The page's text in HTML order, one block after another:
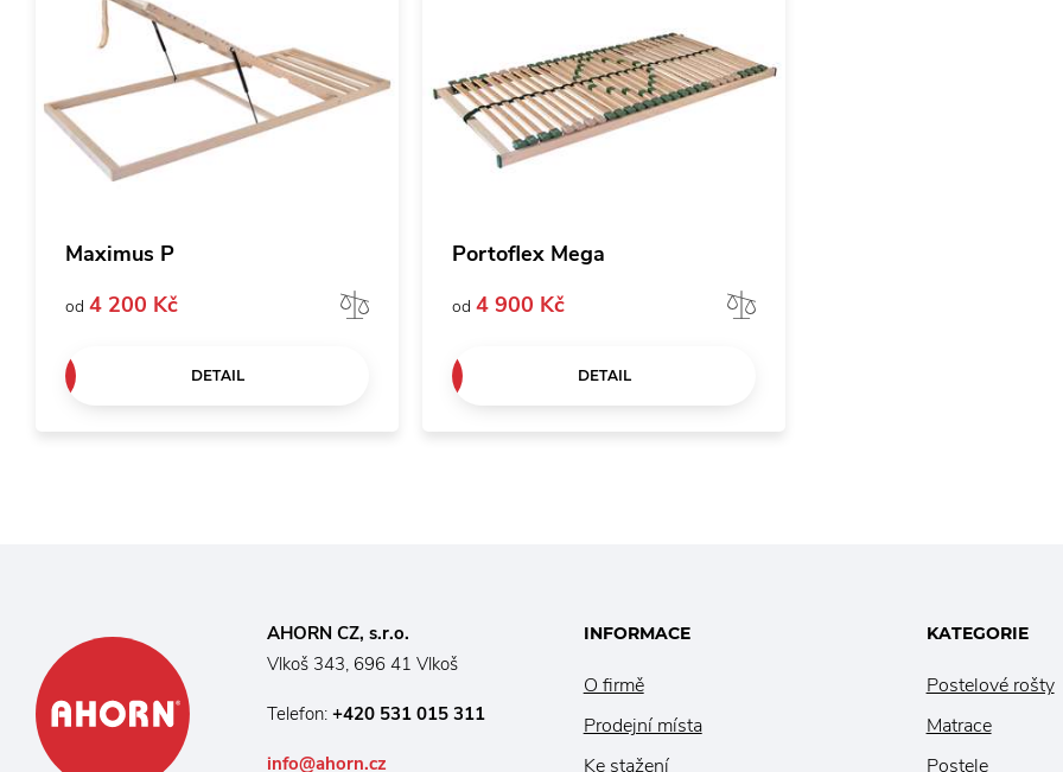
Maximus P
od 4 200 Kč Porovnat
DETAIL
Portoflex Mega
od 4 900 Kč
DETAIL
AHORN CZ, s.r.o.
Vlkoš 343, 696 41 Vlkoš
Telefon: +420 531 015 311
info@ahorn.cz
INFORMACE
O firmě
Prodejní místa
Ke stažení
KATEGORIE
Postelové rošty
Matrace
Postele